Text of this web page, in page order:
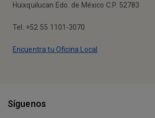
Huixquilucan Edo. de México C.P. 52783
Tel: +52 55 1101-3070
Encuentra tu Oficina Local
Síguenos